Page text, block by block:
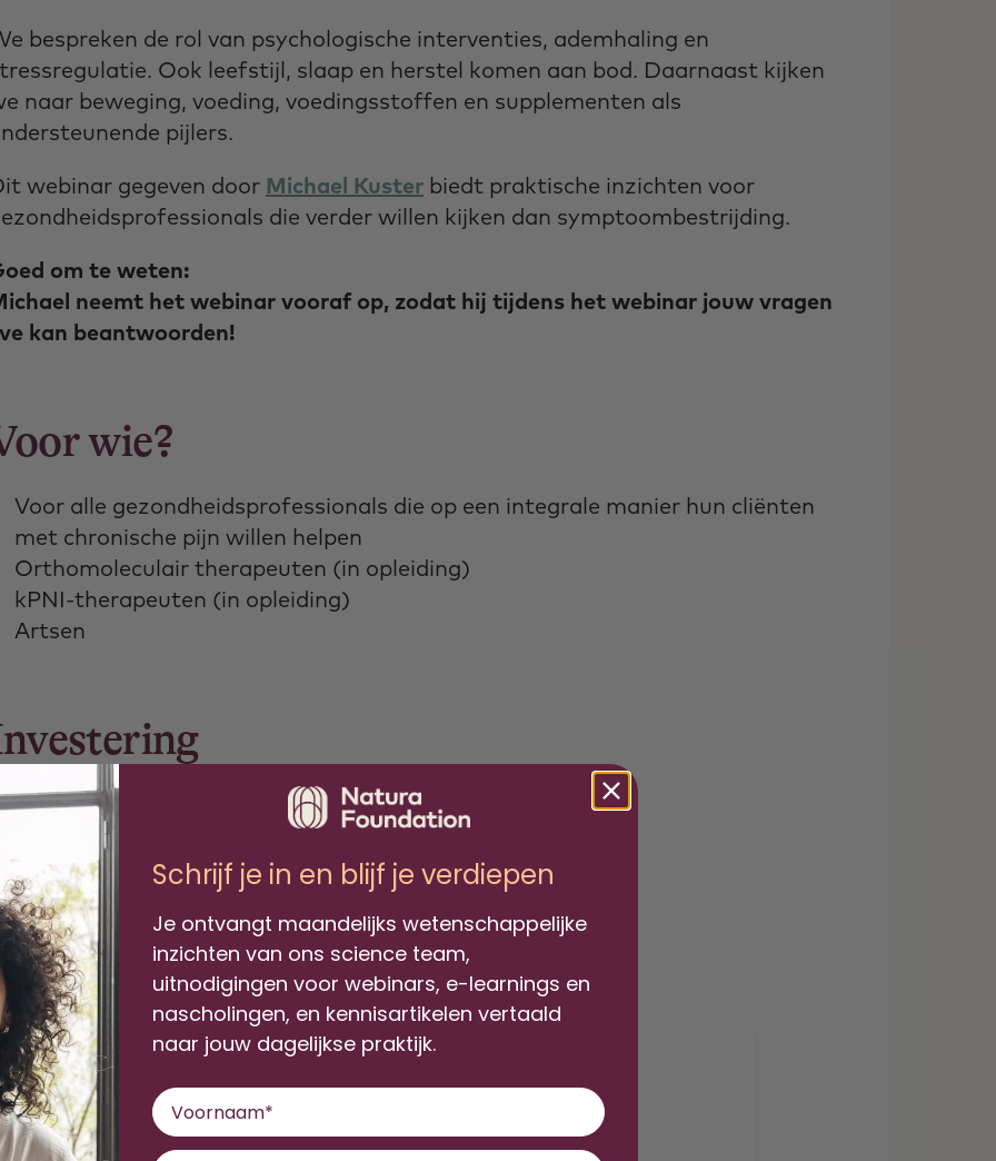
bespreken de rol van psychologische interventies, ademhaling en
Ook leefstijl, slaap en herstel komen aan bod. Daarnaast kijken
naar beweging, voeding, voedingsstoffen en supplementen als
pijlers.
webinar gegeven door Michael Kusterbiedt praktische inzichten voor
die verder willen kijken dan symptoombestrijding.
om te weten:
neemt het webinar vooraf op, zodat hij tijdens het webinar jouw vragen
kan beantwoorden!
wie?
Voor alle gezondheidsprofessionals die op een integrale manier hun cliënten
met chronische pijn willen helpen
Orthomoleculair therapeuten (in opleiding)
kPNI-therapeuten (in opleiding)
Artsen
60-75 minuten kijktijd.
Dit webinar is
Schrijf je in en blijf je verdiepen
Je ontvangt maandelijks wetenschappelijke
inzichten van ons science team,
uitnodigingen voor webinars, e-learnings en
nascholingen, en kennisartikelen vertaald
naar jouw dagelijkse praktijk.
Voornaam